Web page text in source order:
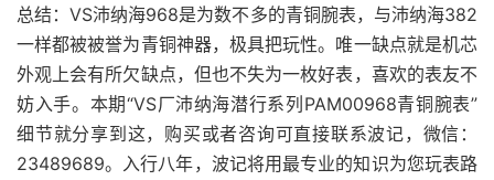
总结：VS沛纳海968是为数不多的青铜腕表，与沛纳海382
一样都被被誉为青铜神器，极具把玩性。唯一缺点就是机芯
外观上会有所欠缺点，但也不失为一枚好表，喜欢的表友不
妨入手。本期“VS厂沛纳海潜行系列PAM00968青铜腕表”
细节就分享到这，购买或者咨询可直接联系波记，微信：
23489689。入行八年，波记将用最专业的知识为您玩表路